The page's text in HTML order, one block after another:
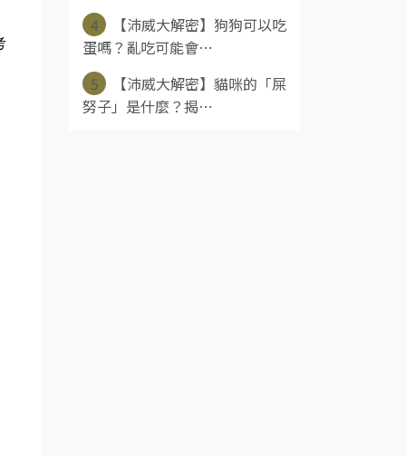
4
【沛威大解密】狗狗可以吃
蛋嗎？亂吃可能會⋯
5
【沛威大解密】貓咪的「屎
努子」是什麼？揭⋯